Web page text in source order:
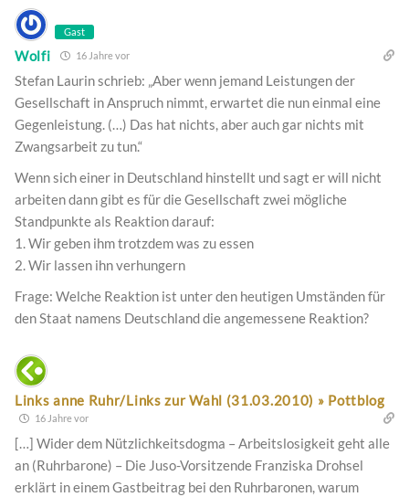
Gast
Wolfi 16 Jahre vor
Stefan Laurin schrieb: „Aber wenn jemand Leistungen der
Gesellschaft in Anspruch nimmt, erwartet die nun einmal eine
Gegenleistung. (…) Das hat nichts, aber auch gar nichts mit
Zwangsarbeit zu tun.“
Wenn sich einer in Deutschland hinstellt und sagt er will nicht
arbeiten dann gibt es für die Gesellschaft zwei mögliche
Standpunkte als Reaktion darauf:
1. Wir geben ihm trotzdem was zu essen
2. Wir lassen ihn verhungern
Frage: Welche Reaktion ist unter den heutigen Umständen für
den Staat namens Deutschland die angemessene Reaktion?
Links anne Ruhr/Links zur Wahl (31.03.2010) » Pottblog
16 Jahre vor
[…] Wider dem Nützlichkeitsdogma – Arbeitslosigkeit geht alle
an (Ruhrbarone) – Die Juso-Vorsitzende Franziska Drohsel
erklärt in einem Gastbeitrag bei den Ruhrbaronen, warum